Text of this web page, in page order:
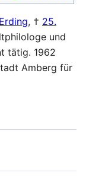
Erding, † 25.
und
tätig. 1962
Amberg für